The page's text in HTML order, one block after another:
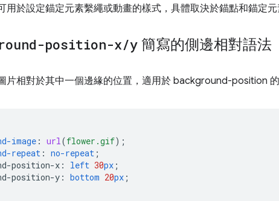
用於設定錨定元素繫繩或動畫的樣式，具體取決於錨點和錨定元
position-x/y 簡寫的側邊相對語法
片相對於其中一個邊緣的位置，適用於 background-position 的
image : url(flower.gif);
repeat : no-repeat ;
position-x : left 30px ;
position-y : bottom 20px ;